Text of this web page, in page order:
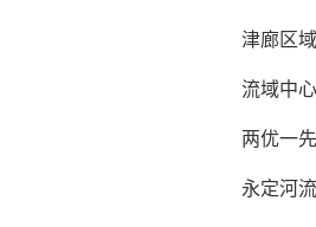
津廊区
流域中
两优一
永定河